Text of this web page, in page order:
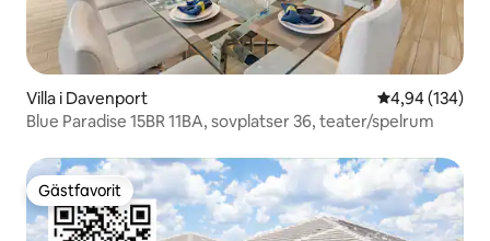
Villa i Davenport 4,94 av 5 i
4,94 (134)
Blue Paradise 15BR 11BA, sovplatser 36, teater/spelrum
Gästfavorit
Gästfavorit